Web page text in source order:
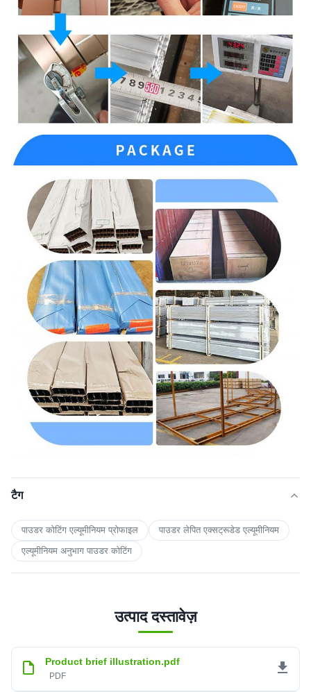
टैग
पाउडर कोटिंग एल्यूमीनियम प्रोफाइल
पाउडर लेपित एक्सट्रूडेड एल्यूमीनियम
एल्यूमीनियम अनुभाग पाउडर कोटिंग
उत्पाद दस्तावेज़
Product brief illustration.pdf
PDF